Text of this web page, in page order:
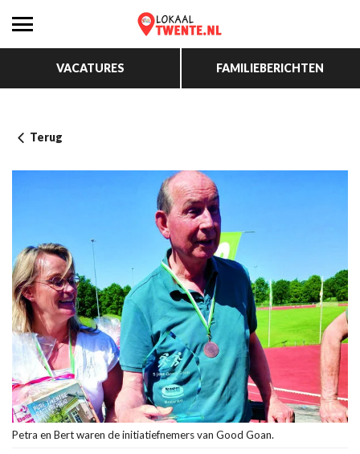
VACATURES FAMILIEBERICHTEN
Terug
Petra en Bert waren de initiatiefnemers van Good Goan.